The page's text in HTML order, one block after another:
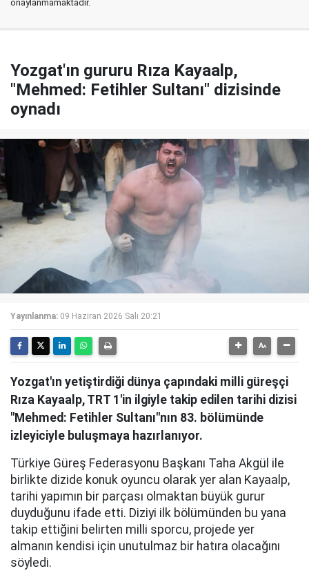
onaylanmamaktadır.
Yozgat'ın gururu Rıza Kayaalp,
"Mehmed: Fetihler Sultanı" dizisinde
oynadı
Yayınlanma: 09 Haziran 2026 Salı 20:21
Yozgat'ın yetiştirdiği dünya çapındaki milli güreşçi
Rıza Kayaalp, TRT 1'in ilgiyle takip edilen tarihi dizisi
"Mehmed: Fetihler Sultanı"nın 83. bölümünde
izleyiciyle buluşmaya hazırlanıyor.
Türkiye Güreş Federasyonu Başkanı Taha Akgül ile
birlikte dizide konuk oyuncu olarak yer alan Kayaalp,
tarihi yapımın bir parçası olmaktan büyük gurur
duyduğunu ifade etti. Diziyi ilk bölümünden bu yana
takip ettiğini belirten milli sporcu, projede yer
almanın kendisi için unutulmaz bir hatıra olacağını
söyledi.